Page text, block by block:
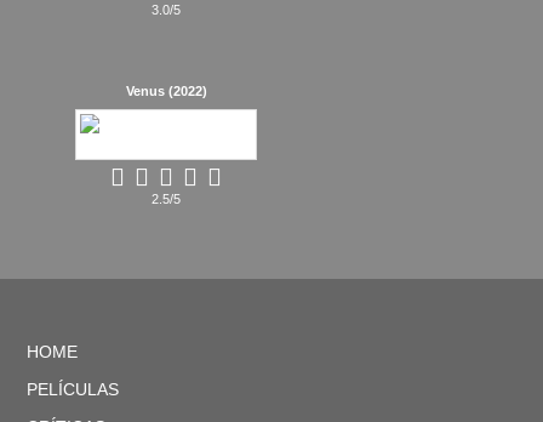
3.0/5
Venus (2022)
2.5/5
HOME
PELÍCULAS